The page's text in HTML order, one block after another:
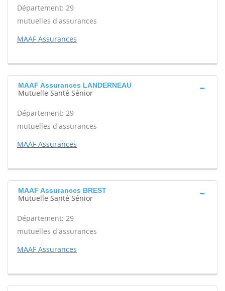
Département: 29
mutuelles d'assurances
MAAF Assurances
MAAF Assurances LANDERNEAU
Mutuelle Santé Sénior
Département: 29
mutuelles d'assurances
MAAF Assurances
MAAF Assurances BREST
Mutuelle Santé Sénior
Département: 29
mutuelles d'assurances
MAAF Assurances